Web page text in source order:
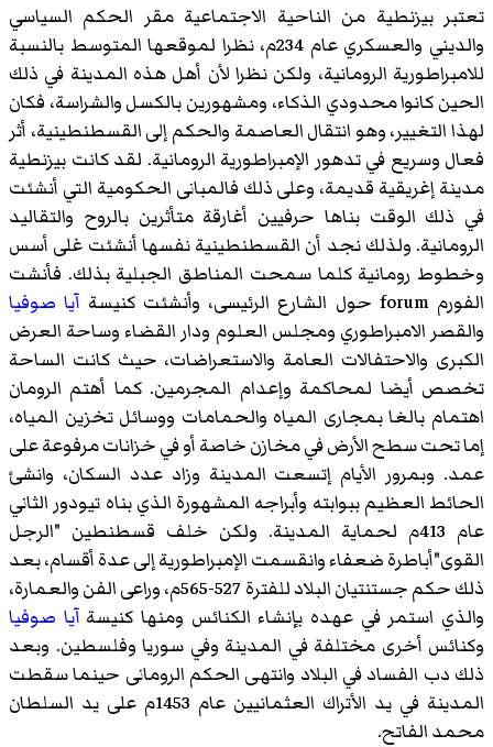
تعتبر بيزنطية من الناحية الاجتماعية مقر الحكم السياسي
والديني والعسكري عام 234م، نظرا لموقعها المتوسط بالنسبة
للامبراطورية الرومانية، ولكن نظرا لأن أهل هذه المدينة في ذلك
الحين كانوا محدودي الذكاء، ومشهورين بالكسل والشراسة، فكان
لهذا التغيير، وهو انتقال العاصمة والحكم إلى القسطنطينية، أثر
فعال وسريع في تدهور الإمبراطورية الرومانية. لقد كانت بيزنطية
مدينة إغريقية قديمة، وعلى ذلك فالمبانى الحكومية التي أنشئت
في ذلك الوقت بناها حرفيين أغارقة متأثرين بالروح والتقاليد
الرومانية. ولذلك نجد أن القسطنطينية نفسها أنشئت غلى أسس
وخطوط رومانية كلما سمحت المناطق الجبلية بذلك. فأنشت
الفورم forum حول الشارع الرئيسى، وأنشئت كنيسة
آيا صوفيا
والقصر الامبراطوري ومجلس العلوم ودار القضاء وساحة العرض
الكبرى والاحتفالات العامة والاستعراضات، حيث كانت الساحة
تخصص أيضا لمحاكمة وإعدام المجرمين. كما أهتم الرومان
اهتمام بالغا بمجارى المياه والحمامات ووسائل تخزين المياه،
إما تحت سطح الأرض في مخازن خاصة أو في خزانات مرفوعة على
عمد. وبمرور الأيام إتسعت المدينة وزاد عدد السكان، وانشئ
الحائط العظيم ببوابته وأبراجه المشهورة الذي بناه تيودور الثاني
عام 413م لحماية المدينة. ولكن خلف قسطنطين "الرجل
القوى"أباطرة ضعفاء وانقسمت الإمبراطورية إلى عدة أقسام، بعد
ذلك حكم جستنتيان البلاد للفترة 527-565م، وراعى الفن والعمارة،
والذي استمر في عهده بإنشاء الكنائس ومنها كنيسةآيا صوفيا
وكنائس أخرى مختلفة في المدينة وفي سوريا وفلسطين. وبعد
ذلك دب الفساد في البلاد وانتهى الحكم الرومانى حينما سقطت
المدينة في يد الأتراك العثمانيين عام 1453م على يد السلطان
محمد الفاتح.